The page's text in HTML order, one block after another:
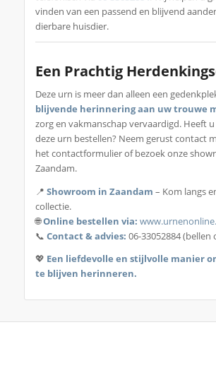
vinden van een passend en blijvend
dierbare huisdier.
Een Prachtig
Deze urn is meer dan alleen een
blijvende herinnering aan uw trouwe
zorg en vakmanschap vervaardigd. Heeft
deze urn bestellen? Neem gerust contact
het contactformulier of bezoek onze
Zaandam.
📍 Showroom in Zaandam – Kom langs
collectie.
🌐Online bestellen via:
📞 Contact & advies: 06-33052884 (bellen
💖 Een liefdevolle en stijlvolle manier
te blijven herinneren.